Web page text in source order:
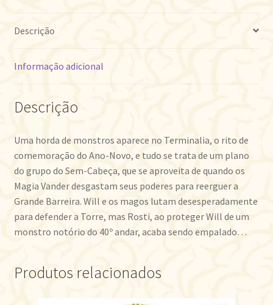
Descrição
Informação adicional
Descrição
Uma horda de monstros aparece no Terminalia, o rito de
comemoração do Ano-Novo, e tudo se trata de um plano
do grupo do Sem-Cabeça, que se aproveita de quando os
Magia Vander desgastam seus poderes para reerguer a
Grande Barreira. Will e os magos lutam desesperadamente
para defender a Torre, mas Rosti, ao proteger Will de um
monstro notório do 40º andar, acaba sendo empalado…
Produtos relacionados